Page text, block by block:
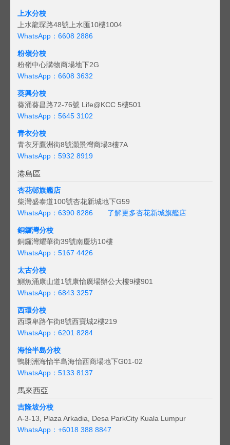
上水分校
上水龍琛路48號上水匯10樓1004
WhatsApp：6608 2886
粉嶺分校
粉嶺中心購物商場地下2G
WhatsApp：6608 3632
葵興分校
葵涌葵昌路72-76號 Life@KCC 5樓501
WhatsApp：5645 3102
青衣分校
青衣牙鷹洲街8號灝景灣商場3樓7A
WhatsApp：5932 8919
港島區
杏花邨旗艦店
柴灣盛泰道100號杏花新城地下G59
WhatsApp：6390 8286
了解更多杏花新城旗艦店
銅鑼灣分校
銅鑼灣耀華街39號南慶坊10樓
WhatsApp：5167 4426
太古分校
鰂魚涌康山道1號康怡廣場辦公大樓9樓901
WhatsApp：6843 3257
西環分校
西環卑路乍街8號西寶城2樓219
WhatsApp：6201 8284
海怡半島分校
鴨脷洲海怡半島海怡西商場地下G01-02
WhatsApp：5133 8137
馬來西亞
吉隆坡分校
A-3-13, Plaza Arkadia, Desa ParkCity Kuala Lumpur
WhatsApp： +6018 388 8847